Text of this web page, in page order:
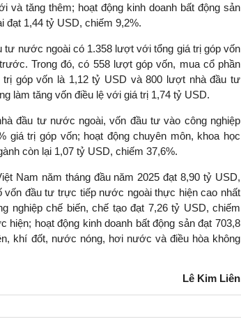
và tăng thêm; hoạt động kinh doanh bất động sản
đạt 1,44 tỷ USD, chiếm 9,2%.
tư nước ngoài có 1.358 lượt với tổng giá trị góp vốn
Trong đó, có 558 lượt góp vốn, mua cổ phần
góp vốn là 1,12 tỷ USD và 800 lượt nhà đầu tư
làm tăng vốn điều lệ với giá trị 1,74 tỷ USD.
đầu tư nước ngoài, vốn đầu tư vào công nghiệp
giá trị góp vốn; hoạt động chuyên môn, khoa học
còn lại 1,07 tỷ USD, chiếm 37,6%.
Nam năm tháng đầu năm 2025 đạt 8,90 tỷ USD,
đầu tư trực tiếp nước ngoài thực hiện cao nhất
nghiệp chế biến, chế tạo đạt 7,26 tỷ USD, chiếm
hoạt động kinh doanh bất động sản đạt 703,8
khí đốt, nước nóng, hơi nước và điều hòa không
Lê Kim Liên